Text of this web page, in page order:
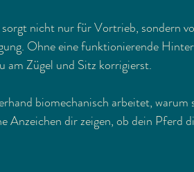
nicht nur für Vortrieb, sondern
Ohne eine funktionierende
am Zügel und Sitz korrigierst.
biomechanisch arbeitet, warum
Anzeichen dir zeigen, ob dein Pferd